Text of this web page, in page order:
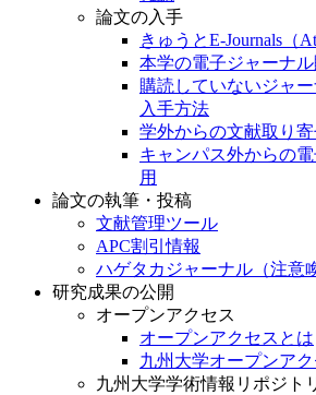
論文の入手
きゅうとE-Journals（
本学の電子ジャーナ
購読していないジャ
入手方法
学外からの文献取り
キャンパス外からの
用
論文の執筆・投稿
文献管理ツール
APC割引情報
ハゲタカジャーナル（注意
研究成果の公開
オープンアクセス
オープンアクセスとは
九州大学オープンア
九州大学学術情報リポジト